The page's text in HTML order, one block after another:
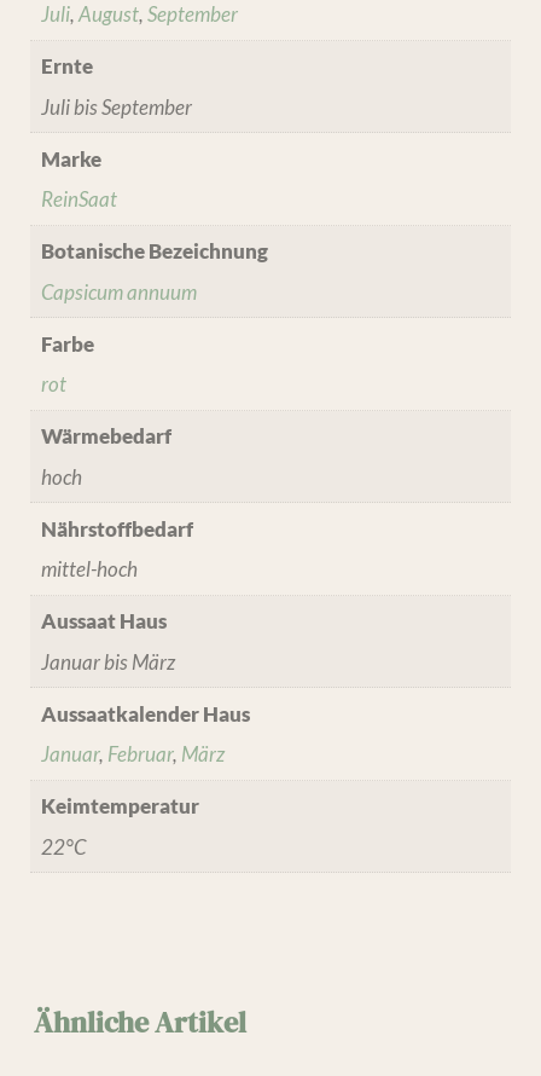
Juli,August,September
Ernte
Juli bis September
Marke
ReinSaat
Botanische Bezeichnung
Capsicum annuum
Farbe
rot
Wärmebedarf
hoch
Nährstoffbedarf
mittel-hoch
Aussaat Haus
Januar bis März
Aussaatkalender Haus
Januar, Februar, März
Keimtemperatur
22°C
Ähnliche Artikel